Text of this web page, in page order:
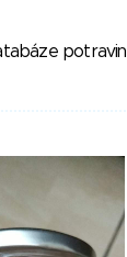
potravin